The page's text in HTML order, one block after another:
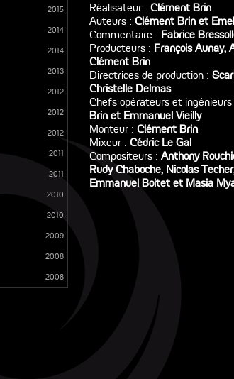
2015
2014
2014
2013
2012
2012
2012
2011
2011
2010
2010
2009
2008
2008
Réalisateur : Clément Brin
Auteurs : Clément Brin et
Commentaire : Fabrice
Producteurs : François Aunay,
Clément Brin
Directrices de production :
Christelle Delmas
Chefs opérateurs et ingénieurs
Brin et Emmanuel Vieilly
Monteur : Clément Brin
Mixeur : Cédric Le Gal
Compositeurs :Anthony
Rudy Chaboche, Nicolas
Emmanuel Boitet et Masia